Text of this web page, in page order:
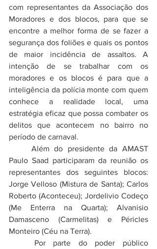
com representantes da Associação dos
Moradores e dos blocos, para que se
encontre a melhor forma de se fazer a
segurança dos foliões e quais os pontos
de maior incidência de assaltos. A
intenção de se trabalhar com os
moradores e os blocos é para que a
inteligência da polícia monte com quem
conhece a realidade local, uma
estratégia eficaz que possa combater os
delitos que acontecem no bairro no
período de carnaval.
Paulo Saad participaram da reunião os
representantes dos seguintes blocos:
Jorge Velloso (Mistura de Santa); Carlos
Roberto (Aconteceu); Jordelivio Codeço
(Me Enterra na Quarta); Alvanisio
Damasceno (Carmelitas) e Péricles
Monteiro (Céu na Terra).